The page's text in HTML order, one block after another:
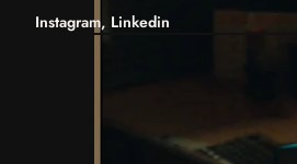
Instagram, Linkedin